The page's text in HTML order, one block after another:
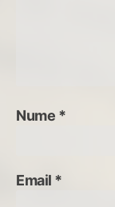
Nume *
Email *